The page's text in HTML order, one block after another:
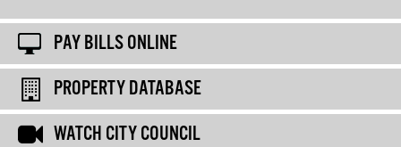
PAY BILLS ONLINE
PROPERTY DATABASE
WATCH CITY COUNCIL